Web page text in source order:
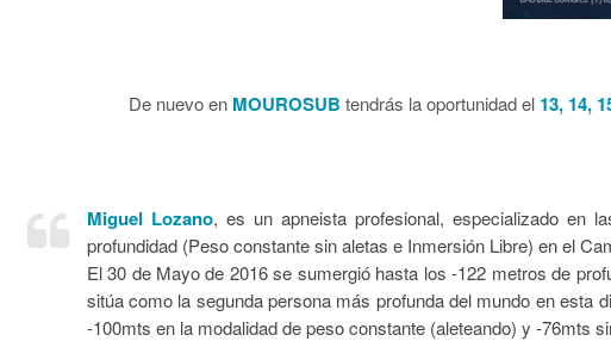
De nuevo en MOUROSUB tendrás la oportunidad el 13, 14,
Miguel Lozano, es un apneista profesional, especializado en
profundidad (Peso constante sin aletas e Inmersión Libre) en el
El 30 de Mayo de 2016 se sumergió hasta los -122 metros de
sitúa como la segunda persona más profunda del mundo en esta
-100mts en la modalidad de peso constante (aleteando) y -76mts